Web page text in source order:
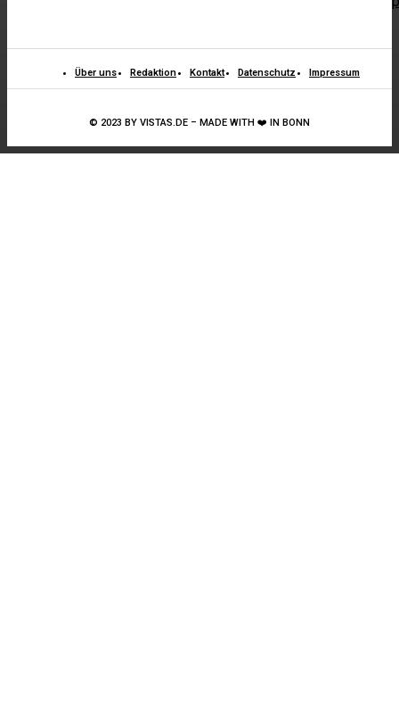
Über uns Redaktion Kontakt Datenschutz Impressum
© 2023 BY VISTAS.DE – MADE WITH ❤️ IN BONN